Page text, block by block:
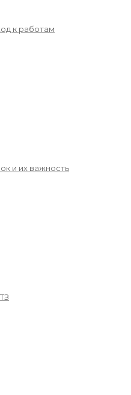
к работам
и их важность